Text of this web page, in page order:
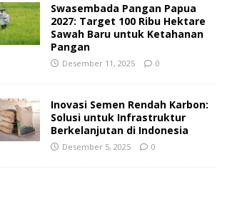
Swasembada Pangan Papua
2027: Target 100 Ribu Hektare
Sawah Baru untuk Ketahanan
Pangan
Desember 11, 2025 0
Inovasi Semen Rendah Karbon:
Solusi untuk Infrastruktur
Berkelanjutan di Indonesia
Desember 5, 2025 0